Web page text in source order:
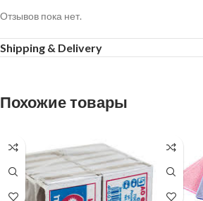
Отзывов пока нет.
Shipping & Delivery
Похожие товары